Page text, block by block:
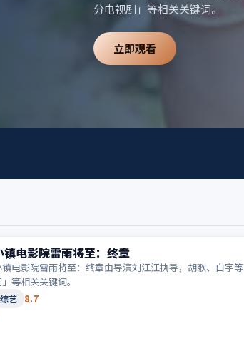
分电视剧」等相关关键词。
立即观看
镇电影院雷雨将至：终章
电影院雷雨将至：终章由导演刘江江执导，胡歌、白宇
等相关关键词。
综艺 8.7